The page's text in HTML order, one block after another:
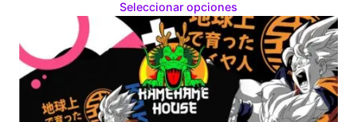
range:
$160.00
through
$280.00
Seleccionar opciones